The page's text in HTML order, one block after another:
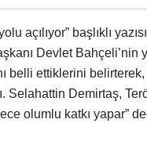
açılıyor” başlıklı
Devlet Bahçeli’nin
belli ettiklerini
Selahattin Demirtaş,
olumlu katkı yapar”